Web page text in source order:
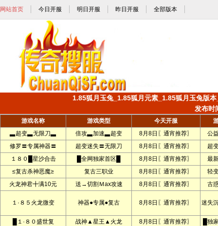
网站首页 今日开服 明日开服 昨日开服 全部版本
1.85狐月玉兔_1.85狐月元素_1.85狐月玉兔版
发布时
游戏名称 游戏类型 今天开服
▃超变▃无限刀▃
倍攻▃加速▃超变 8月8日〖通宵推荐〗
公
修罗〓专属神器〓
超变迷失〓无限刀 8月8日〖通宵推荐〗
超
１８０█星沙合击
█全网独家首区█ 8月8日〖通宵推荐〗
最
≤复古杀神恶魔≥
复古三职业 8月8日〖通宵推荐〗
轻
火龙神君╋满10元
送→切割Ｍax攻速 8月8日〖通宵推荐〗 古
１·８５火龙微变 神器●专属●复古 8月8日〖通宵推荐〗 迷失
█１·８０盛世复 战神▲星王▲火龙 8月8日〖通宵推荐〗
█独